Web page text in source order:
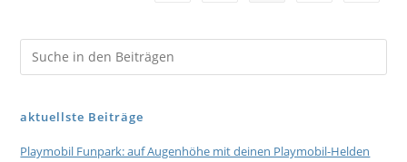
aktuellste Beiträge
Playmobil Funpark: auf Augenhöhe mit deinen Playmobil-Helden